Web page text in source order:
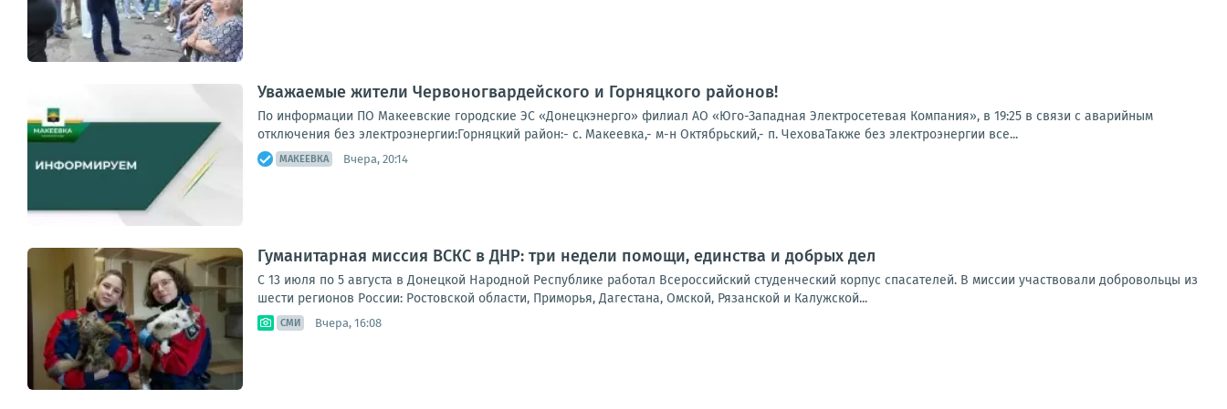
Уважаемые жители Червоногвардейского и Горняцкого районов!
По информации ПО Макеевские городские ЭС «Донецкэнерго» филиал АО «Юго-Западная Электросетевая Компания», в 19:25 в связи с аварийным
отключения без электроэнергии:Горняцкий район:- с. Макеевка,- м-н Октябрьский,- п. ЧеховаТакже без электроэнергии все...
МАКЕЕВКА Вчера, 20:14
Гуманитарная миссия ВСКС в ДНР: три недели помощи, единства и добрых дел
С 13 июля по 5 августа в Донецкой Народной Республике работал Всероссийский студенческий корпус спасателей. В миссии участвовали добровольцы из
шести регионов России: Ростовской области, Приморья, Дагестана, Омской, Рязанской и Калужской...
СМИ Вчера, 16:08